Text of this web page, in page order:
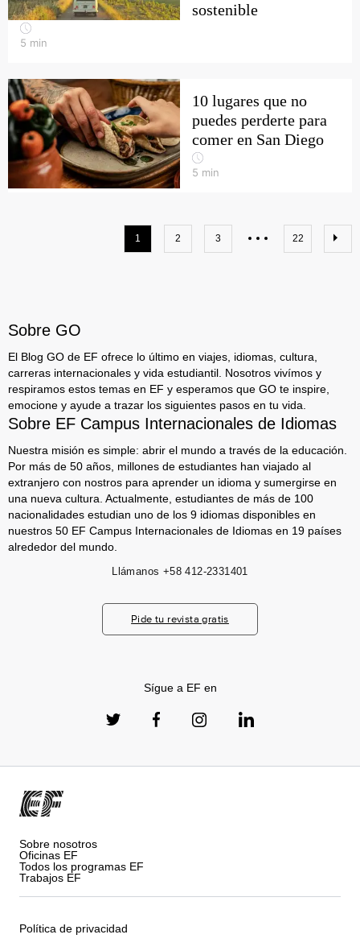
sostenible
5 min
10 lugares que no
puedes perderte para
comer en San Diego
5 min
1 2 3 22
Sobre GO
El Blog GO de EF ofrece lo último en viajes, idiomas, cultura,
carreras internacionales y vida estudiantil. Nosotros vivímos y
respiramos estos temas en EF y esperamos que GO te inspire,
emocione y ayude a trazar los siguientes pasos en tu vida.
Sobre EF Campus Internacionales de Idiomas
Nuestra misión es simple: abrir el mundo a través de la educación.
Por más de 50 años, millones de estudiantes han viajado al
extranjero con nostros para aprender un idioma y sumergirse en
una nueva cultura. Actualmente, estudiantes de más de 100
nacionalidades estudian uno de los 9 idiomas disponibles en
nuestros 50 EF Campus Internacionales de Idiomas en 19 países
alrededor del mundo.
Llámanos +58 412-2331401
Pide tu revista gratis
Sígue a EF en
Sobre nosotros
Oficinas EF
Todos los programas EF
Trabajos EF
Política de privacidad